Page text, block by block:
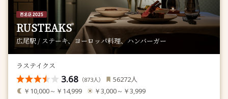
RUSTEAKS
広尾駅 / ステーキ、ヨーロッパ料理、ハンバーガー
ラステイクス
3.68 （873人） 56272人
￥10,000～￥14,999 ￥3,000～￥3,999